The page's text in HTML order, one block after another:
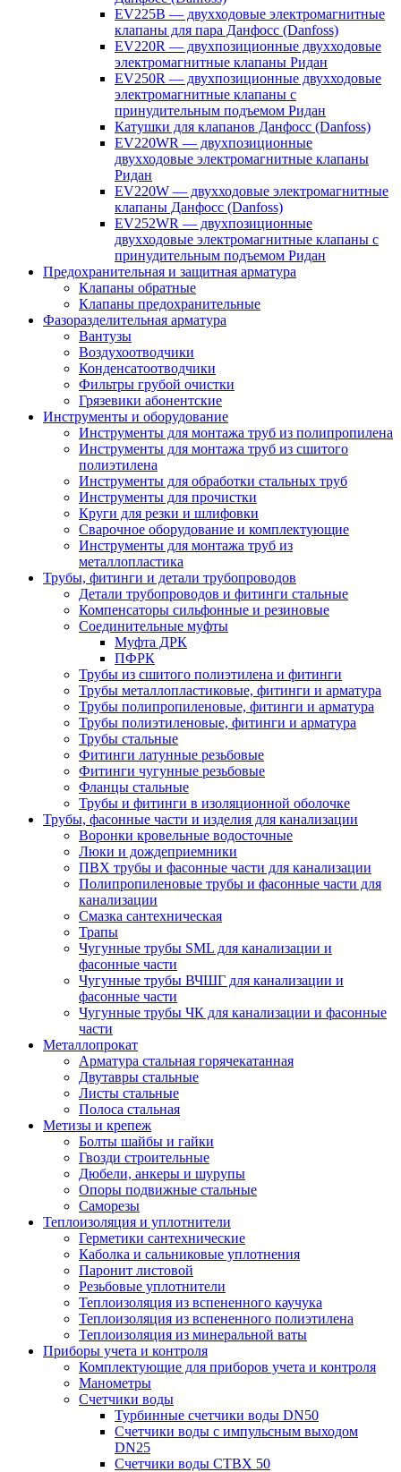
EV225B — двухходовые электромагнитные
клапаны для пара Данфосс (Danfoss)
EV220R — двухпозиционные двухходовые
электромагнитные клапаны Ридан
EV250R — двухпозиционные двухходовые
электромагнитные клапаны с
принудительным подъемом Ридан
Катушки для клапанов Данфосс (Danfoss)
EV220WR — двухпозиционные
двухходовые электромагнитные клапаны
Ридан
EV220W — двухходовые электромагнитные
клапаны Данфосс (Danfoss)
EV252WR — двухпозиционные
двухходовые электромагнитные клапаны с
принудительным подъемом Ридан
Предохранительная и защитная арматура
Клапаны обратные
Клапаны предохранительные
Фазоразделительная арматура
Вантузы
Воздухоотводчики
Конденсатоотводчики
Фильтры грубой очистки
Грязевики абонентские
Инструменты и оборудование
Инструменты для монтажа труб из полипропилена
Инструменты для монтажа труб из сшитого
полиэтилена
Инструменты для обработки стальных труб
Инструменты для прочистки
Круги для резки и шлифовки
Сварочное оборудование и комплектующие
Инструменты для монтажа труб из
металлопластика
Трубы, фитинги и детали трубопроводов
Детали трубопроводов и фитинги стальные
Компенсаторы сильфонные и резиновые
Соединительные муфты
Муфта ДРК
ПФРК
Трубы из сшитого полиэтилена и фитинги
Трубы металлопластиковые, фитинги и арматура
Трубы полипропиленовые, фитинги и арматура
Трубы полиэтиленовые, фитинги и арматура
Трубы стальные
Фитинги латунные резьбовые
Фитинги чугунные резьбовые
Фланцы стальные
Трубы и фитинги в изоляционной оболочке
Трубы, фасонные части и изделия для канализации
Воронки кровельные водосточные
Люки и дождеприемники
ПВХ трубы и фасонные части для канализации
Полипропиленовые трубы и фасонные части для
канализации
Смазка сантехническая
Трапы
Чугунные трубы SML для канализации и
фасонные части
Чугунные трубы ВЧШГ для канализации и
фасонные части
Чугунные трубы ЧК для канализации и фасонные
части
Металлопрокат
Арматура стальная горячекатанная
Двутавры стальные
Листы стальные
Полоса стальная
Метизы и крепеж
Болты шайбы и гайки
Гвозди строительные
Дюбели, анкеры и шурупы
Опоры подвижные стальные
Саморезы
Теплоизоляция и уплотнители
Герметики сантехнические
Каболка и сальниковые уплотнения
Паронит листовой
Резьбовые уплотнители
Теплоизоляция из вспененного каучука
Теплоизоляция из вспененного полиэтилена
Теплоизоляция из минеральной ваты
Приборы учета и контроля
Комплектующие для приборов учета и контроля
Манометры
Счетчики воды
Турбинные счетчики воды DN50
Счетчики воды с импульсным выходом
DN25
Счетчики воды СТВХ 50